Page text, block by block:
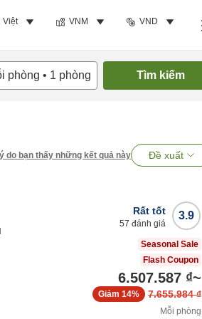
Việt VNM VND
phòng • 1 phòng Tìm kiếm
do bạn thấy những kết quả này Đề xuất
3.9
Rất tốt
57 đánh giá
Seasonal Sale
Flash Coupon
6.507.587 ₫~
7.655.984 ₫
Giảm 14%
Mỗi phòng